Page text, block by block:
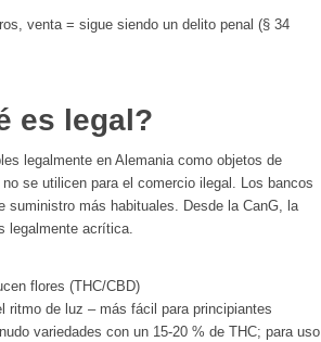
venta = sigue siendo un delito penal (§ 34
es legal?
legalmente en Alemania como objetos de
se utilicen para el comercio ilegal. Los bancos
más habituales. Desde la CanG, la
legalmente acrítica.
flores (THC/CBD)
ritmo de luz – más fácil para principiantes
variedades con un 15-20 % de THC; para uso